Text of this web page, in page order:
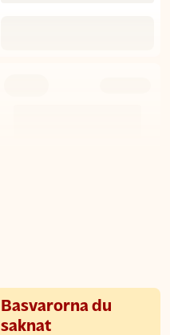
Basvarorna du
saknat